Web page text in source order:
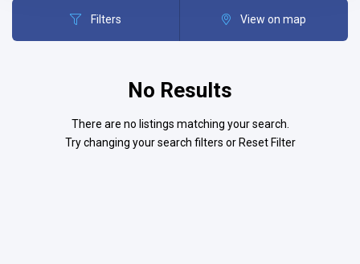
Filters View on map
No Results
There are no listings matching your search.
Try changing your search filters or Reset Filter